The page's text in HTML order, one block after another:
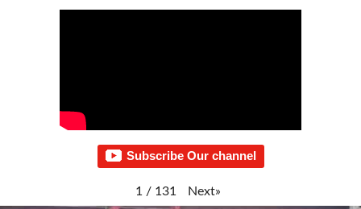
Subscribe Our channel
1 / 131 Next»